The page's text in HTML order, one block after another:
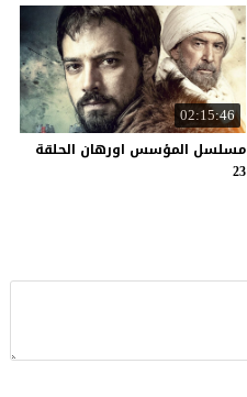
02:15:46
مسلسل المؤسس اورهان الحلقة
23